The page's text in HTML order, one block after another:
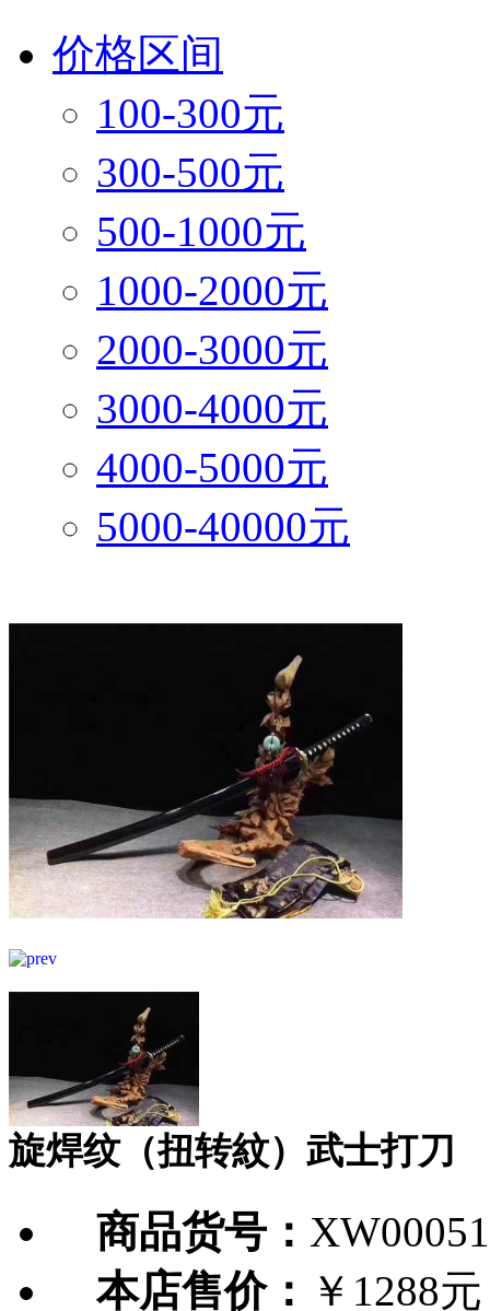
价格区间
100-300元
300-500元
500-1000元
1000-2000元
2000-3000元
3000-4000元
4000-5000元
5000-40000元
旋焊纹（扭转紋）武士打刀
商品货号：
本店售价： ￥1288元